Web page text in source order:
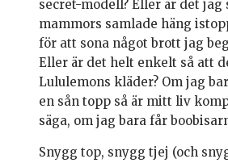
secret-modell? Eller är det
mammors samlade häng
för att sona något brott jag
Eller är det helt enkelt så att
Lululemons kläder? Om jag
en sån topp så är mitt liv
säga, om jag bara får
Snygg top, snygg tjej (och